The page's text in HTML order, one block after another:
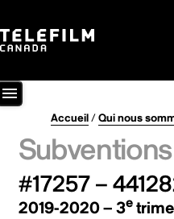
Accueil/Qui nous
#17257 –
2019-2020 – 3e